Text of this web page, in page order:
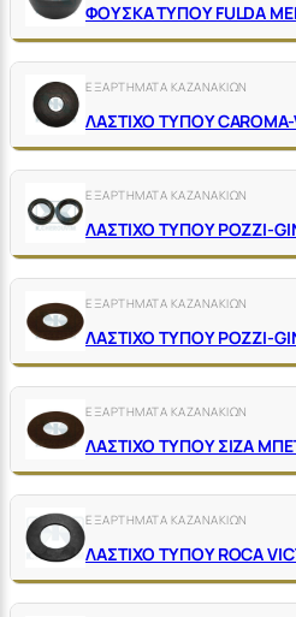
ΕΞΑΡΤΗΜΑΤΑ ΚΑΖΑΝΑΚΙΩΝ
ΕΞΑΡΤΗΜΑΤΑ ΚΑΖΑΝΑΚΙΩΝ
ΕΞΑΡΤΗΜΑΤΑ ΚΑΖΑΝΑΚΙΩΝ
ΕΞΑΡΤΗΜΑΤΑ ΚΑΖΑΝΑΚΙΩΝ
ΕΞΑΡΤΗΜΑΤΑ ΚΑΖΑΝΑΚΙΩΝ